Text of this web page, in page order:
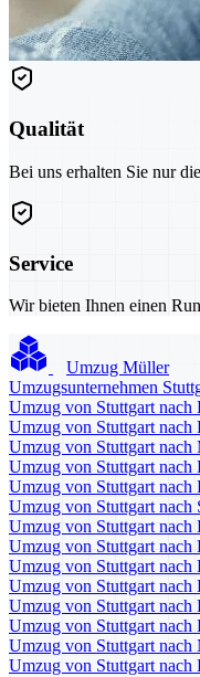
Qualität
Bei uns erhalten Sie nur
Service
Wir bieten Ihnen einen
Umzug Müller
Umzugsunternehmen
Umzug von Stuttgart nach
Umzug von Stuttgart nach
Umzug von Stuttgart nach
Umzug von Stuttgart nach
Umzug von Stuttgart nach
Umzug von Stuttgart nach
Umzug von Stuttgart nach
Umzug von Stuttgart nach
Umzug von Stuttgart nach
Umzug von Stuttgart nach
Umzug von Stuttgart nach
Umzug von Stuttgart nach
Umzug von Stuttgart nach
Umzug von Stuttgart nach